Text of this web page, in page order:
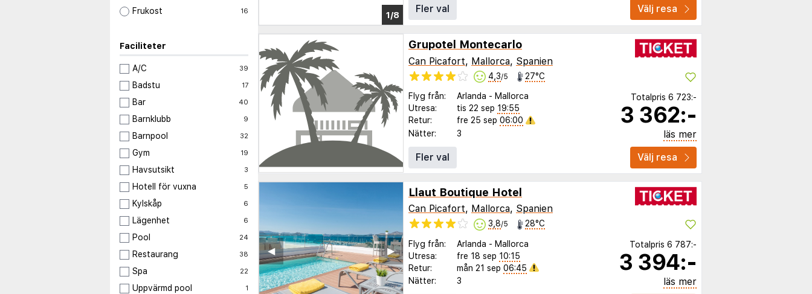
Frukost 16
Faciliteter
A/C 39
Badstu 17
Bar 40
Barnklubb 9
Barnpool 32
Gym 19
Havsutsikt 3
Hotell för vuxna 5
Kylskåp 6
Lägenhet 6
Pool 24
Restaurang 38
Spa 22
Uppvärmd pool 1
Fler val
Välj resa
Grupotel Montecarlo
Can Picafort, Mallorca, Spanien
4,3/5 27°C
Flyg från: Arlanda - Mallorca
Utresa:
tis 22 sep 19:55
Retur:
fre 25 sep 06:00
Nätter:
3
Totalpris 6 723:-
3 362:-
läs mer
Fler val
Välj resa
▶︎
◀︎
Llaut Boutique Hotel
Can Picafort, Mallorca, Spanien
3,8/5 28°C
Flyg från: Arlanda - Mallorca
Utresa:
fre 18 sep 10:15
Retur:
mån 21 sep 06:45
Nätter:
3
Totalpris 6 787:-
3 394:-
läs mer